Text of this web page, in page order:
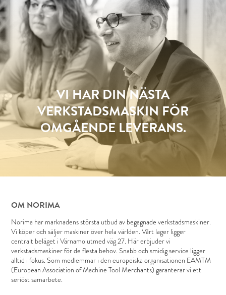
VI HAR DIN NÄSTA
VERKSTADSMASKIN FÖR
OMGÅENDE LEVERANS.
OM NORIMA
Norima har marknadens största utbud av begagnade verkstadsmaskiner.
Vi köper och säljer maskiner över hela världen. Vårt lager ligger
centralt beläget i Värnamo utmed väg 27. Här erbjuder vi
verkstadsmaskiner för de flesta behov. Snabb och smidig service ligger
alltid i fokus. Som medlemmar i den europeiska organisationen EAMTM
(European Association of Machine Tool Merchants) garanterar vi ett
seriöst samarbete.